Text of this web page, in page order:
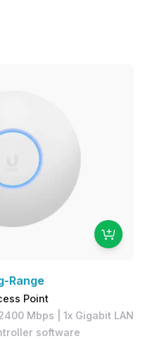
Range
Point
Mbps | 1x Gigabit LAN
software